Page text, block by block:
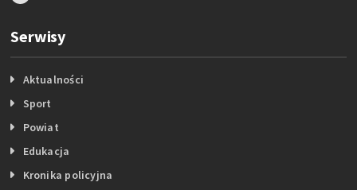
Serwisy
Aktualności
Sport
Powiat
Edukacja
Kronika policyjna